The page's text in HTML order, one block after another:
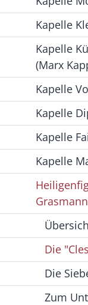
Kapelle
Kapelle
(Marx
Kapelle
Kapelle
Kapelle
Kapelle
Die
Die
Zum